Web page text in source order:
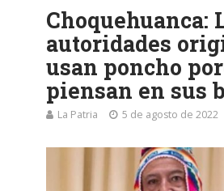
Choquehuanca:
autoridades
usan poncho
piensan en sus
La Patria 5 de agosto de 2022